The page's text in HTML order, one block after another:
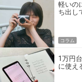
軽いの
ち出し
コラム
1万円
に使え